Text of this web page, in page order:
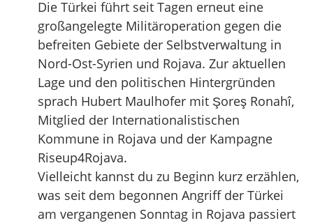
Die Türkei führt seit Tagen erneut eine
großangelegte Militäroperation gegen die
befreiten Gebiete der Selbstverwaltung in
Nord-Ost-Syrien und Rojava. Zur aktuellen
Lage und den politischen Hintergründen
sprach Hubert Maulhofer mit Şoreş Ronahî,
Mitglied der Internationalistischen
Kommune in Rojava und der Kampagne
Riseup4Rojava.
Vielleicht kannst du zu Beginn kurz erzählen,
was seit dem begonnen Angriff der Türkei
am vergangenen Sonntag in Rojava passiert